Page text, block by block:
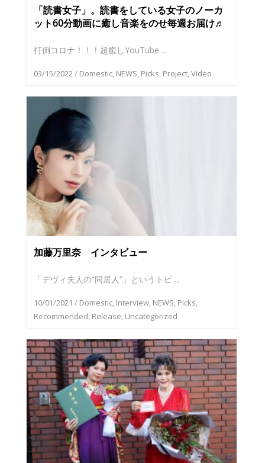
「読書女子」。読書をしている女子のノーカ
ット60分動画に癒し音楽をのせ毎週お届け♬
打倒コロナ！！！超癒しYouTube ...
03/15/2022/ Domestic, NEWS, Picks, Project,Video
加藤万里奈 インタビュー
「デヴィ夫人の“同居人”」というトピ ...
10/01/2021 / Domestic, Interview, NEWS, Picks,
Recommended, Release, Uncategorized